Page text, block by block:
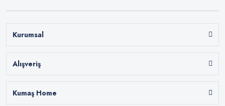
Kurumsal
Alışveriş
Kumaş Home